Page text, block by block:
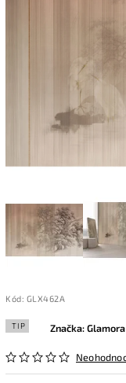
Kód: GLX462A
TIP Značka:Glamora